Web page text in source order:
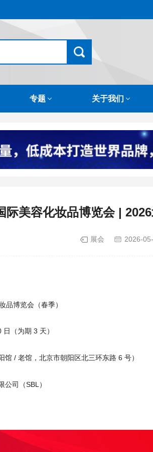
专题 关于我们
际美容化妆品博览会 |
展会 2026-
品博览会（春季）
（为期 3 天）
/ 老馆，北京市朝阳区北三环东路 6 号）
司（SBL）